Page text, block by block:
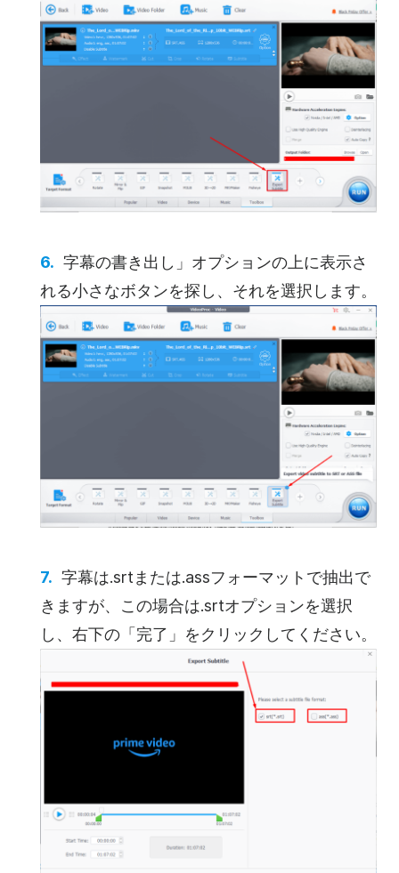
字幕の書き出し」オプションの上に表示さ
れる小さなボタンを探し、それを選択します。
字幕は.srtまたは.assフォーマットで抽出で
きますが、この場合は.srtオプションを選択
し、右下の「完了」をクリックしてください。